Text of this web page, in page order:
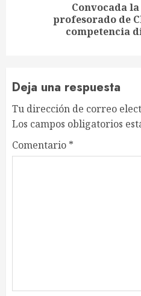
Siguiente
Convocada
profesorado de
competencia
Deja una respuesta
Tu dirección de correo
Los campos obligatorios
Comentario *